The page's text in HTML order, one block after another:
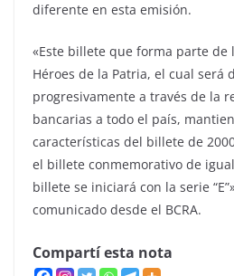
diferente en esta emisión.
«Este billete que forma parte de
Héroes de la Patria, el cual será
progresivamente a través de la
bancarias a todo el país,
características del billete de
el billete conmemorativo de
billete se iniciará con la serie
comunicado desde el BCRA.
Compartí esta nota